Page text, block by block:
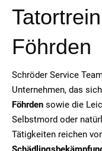
Föhrden
Schröder Service
Unternehmen, das
Föhrden sowie die
Selbstmord oder
Tätigkeiten reichen